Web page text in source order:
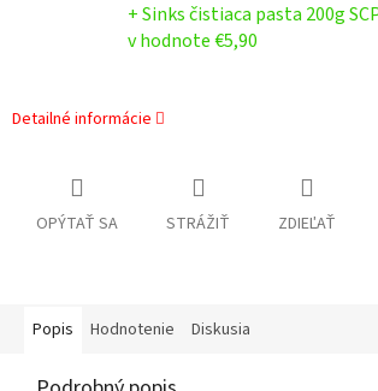
+ Sinks čistiaca pasta 200g
v hodnote €5,90
Detailné informácie
OPÝTAŤ SA STRÁŽIŤ ZDIEĽAŤ
Popis Hodnotenie Diskusia